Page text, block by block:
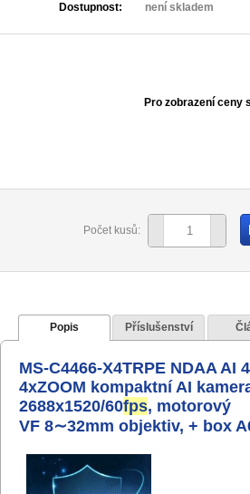
Dostupnost: není skladem
Pro zobrazení ceny
Počet kusů:
Popis Příslušenství
MS-C4466-X4TRPE NDAA AI
4xZOOM kompaktní AI
2688x1520/60fps, motorový
VF 8∼32mm objektiv, + box